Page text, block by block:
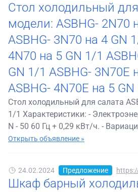
Стол холодильный
модели: ASBHG- 2N70
ASBHG- 3N70 на 4 GN
4N70 на 5 GN 1/1
GN 1/1 ASBHG- 3N70E
ASBHG- 4N70E на 5 GN
Стол холодильный для салата
1/1 Характеристики: -
N - 50 60 Гц + 0,29 кВт/ч. -
Открыть объявление »
24.02.2024 Предложение
Шкаф барный